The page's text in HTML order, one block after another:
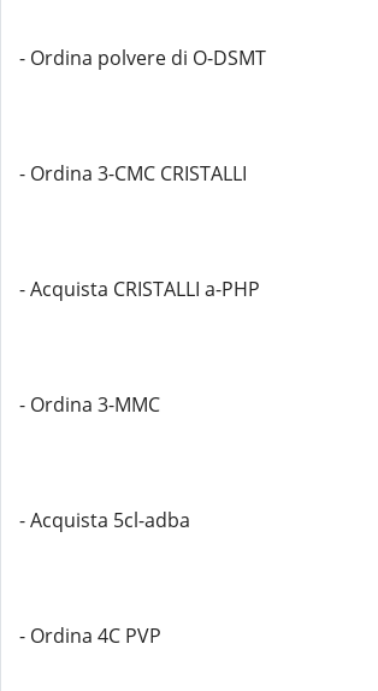
- Ordina polvere di O-DSMT
- Ordina 3-CMC CRISTALLI
- Acquista CRISTALLI a-PHP
- Ordina 3-MMC
- Acquista 5cl-adba
- Ordina 4C PVP